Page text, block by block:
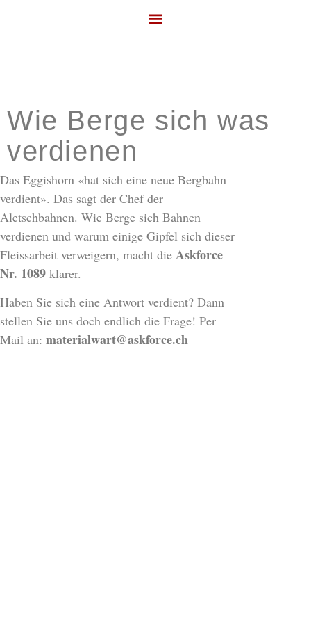
Wie Berge sich was
verdienen
Das Eggishorn «hat sich eine neue Bergbahn
verdient». Das sagt der Chef der
Aletschbahnen. Wie Berge sich Bahnen
verdienen und warum einige Gipfel sich dieser
Fleissarbeit verweigern, macht die Askforce
Nr. 1089 klarer.
Haben Sie sich eine Antwort verdient? Dann
stellen Sie uns doch endlich die Frage! Per
Mail an: materialwart@askforce.ch